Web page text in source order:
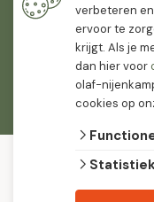
07:30-
16:30
12:00
algemene voorwaarden
verbeteren
ervoor te
krijgt. Als je
dan hier voor
olaf-
cookies op